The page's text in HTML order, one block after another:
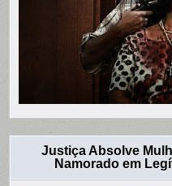
Justiça Absolve
Namorado em